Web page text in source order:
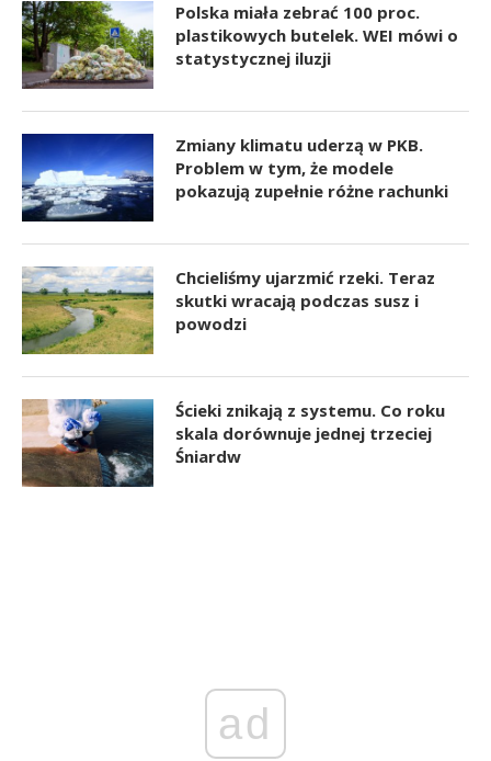
Polska miała zebrać 100 proc.
plastikowych butelek. WEI mówi o
statystycznej iluzji
Zmiany klimatu uderzą w PKB.
Problem w tym, że modele
pokazują zupełnie różne rachunki
Chcieliśmy ujarzmić rzeki. Teraz
skutki wracają podczas susz i
powodzi
Ścieki znikają z systemu. Co roku
skala dorównuje jednej trzeciej
Śniardw
ad